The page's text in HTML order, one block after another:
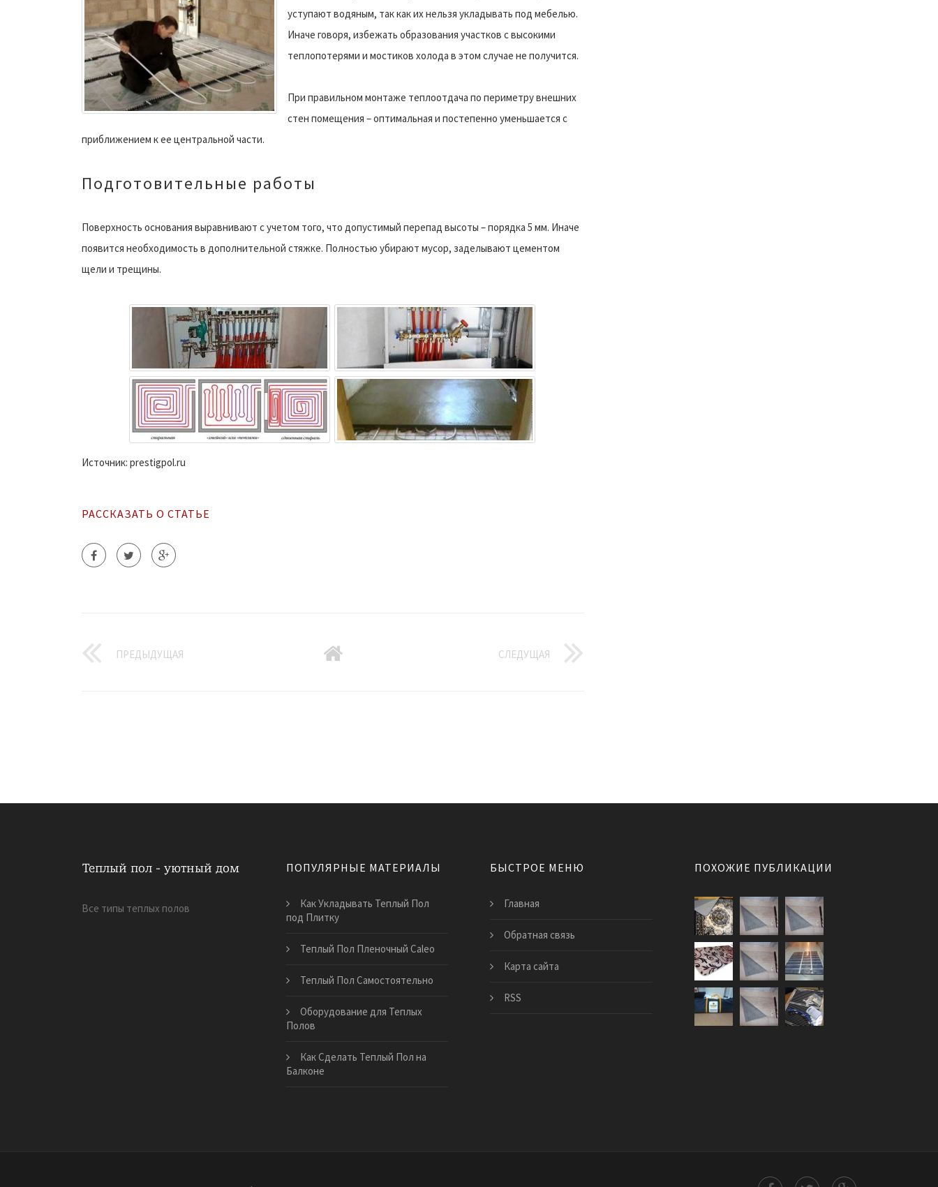
уступают водяным, так как их нельзя укладывать под мебелью.
Иначе говоря, избежать образования участков с высокими
теплопотерями и мостиков холода в этом случае не получится.
При правильном монтаже теплоотдача по периметру внешних
стен помещения – оптимальная и постепенно уменьшается с
приближением к ее центральной части.
Подготовительные работы
Поверхность основания выравнивают с учетом того, что допустимый перепад высоты – порядка 5 мм. Иначе
появится необходимость в дополнительной стяжке. Полностью убирают мусор, заделывают цементом
щели и трещины.
Источник: prestigpol.ru
РАССКАЗАТЬ О СТАТЬЕ
ПРЕДЫДУЩАЯ СЛЕДУЩАЯ
Все типы теплых полов
ПОПУЛЯРНЫЕ МАТЕРИАЛЫ
Как Укладывать Теплый Пол
под Плитку
Теплый Пол Пленочный Caleo
Теплый Пол Самостоятельно
Оборудование для Теплых
Полов
Как Сделать Теплый Пол на
Балконе
БЫСТРОЕ МЕНЮ
Главная
Обратная связь
Карта сайта
RSS
ПОХОЖИЕ ПУБЛИКАЦИИ